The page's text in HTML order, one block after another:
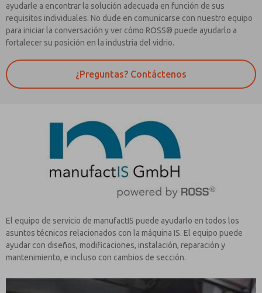
ayudarle a encontrar la solución adecuada en función de sus
requisitos individuales. No dude en comunicarse con nuestro equipo
para iniciar la conversación y ver cómo ROSS® puede ayudarlo a
fortalecer su posición en la industria del vidrio.
¿Preguntas? Contáctenos
El equipo de servicio de manufactIS puede ayudarlo en todos los
asuntos técnicos relacionados con la máquina IS. El equipo puede
ayudar con diseños, modificaciones, instalación, reparación y
mantenimiento, e incluso con cambios de sección.